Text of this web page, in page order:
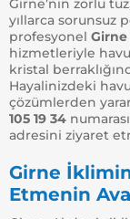
Girne’nin zorlu
yıllarca sorunsuz
profesyonel Girne
hizmetleriyle
kristal
Hayalinizdeki
çözümlerden
105 19 34
adresini ziyaret
Girne
Etmenin